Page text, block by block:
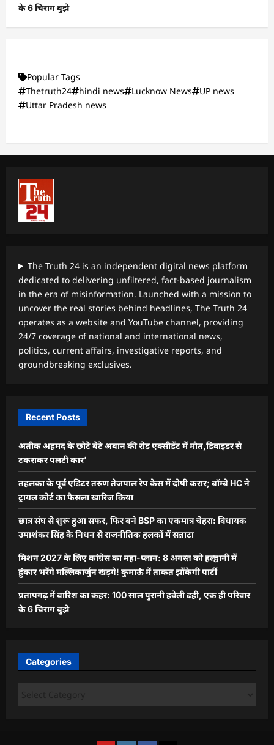
के 6 चिराग बुझे
Popular Tags
Thetruth24
hindi news Lucknow News
UP news
Uttar Pradesh news
The Truth 24 is an independent digital news platform
dedicated to delivering unfiltered, fact-based journalism
in the era of misinformation. Launched with a mission to
uncover the real stories behind headlines, The Truth 24
operates as a website and YouTube channel, providing
24/7 coverage of national and international news,
politics, current affairs, investigative reports, and
groundbreaking exclusives.
Recent Posts
अतीक अहमद के छोटे बेटे अबान की रोड एक्सीडेंट में मौत,डिवाइडर से
टकराकर पलटी कार’
तहलका के पूर्व एडिटर तरुण तेजपाल रेप केस में दोषी करार; बॉम्बे HC ने
ट्रायल कोर्ट का फैसला खारिज किया
छात्र संघ से शुरू हुआ सफर, फिर बने BSP का एकमात्र चेहरा: विधायक
उमाशंकर सिंह के निधन से राजनीतिक हलकों में सन्नाटा
मिशन 2027 के लिए कांग्रेस का महा-प्लान: 8 अगस्त को हल्द्वानी में
हुंकार भरेंगे मल्लिकार्जुन खड़गे! कुमाऊं में ताकत झोंकेगी पार्टी
प्रतापगढ़ में बारिश का कहर: 100 साल पुरानी हवेली ढही, एक ही परिवार
के 6 चिराग बुझे
Categories